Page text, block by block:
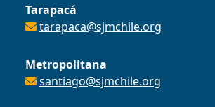
Tarapacá
tarapaca@sjmchile.org
Metropolitana
santiago@sjmchile.org